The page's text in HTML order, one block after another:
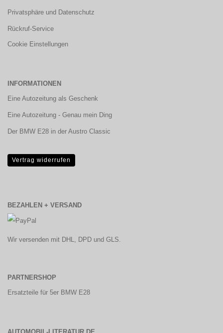
Privatsphäre und Datenschutz
Rückruf-Service
Cookie Einstellungen
INFORMATIONEN
Eine Autozeitung als Geschenk
Eine Autozeitung - Genau mein Ding
Der BMW E28 in der Austro Classic
Vertrag widerrufen
BEZAHLEN + VERSAND
Wir versenden mit DHL, DPD und GLS.
PARTNERSHOP
Ersatzteile für 5er BMW E28